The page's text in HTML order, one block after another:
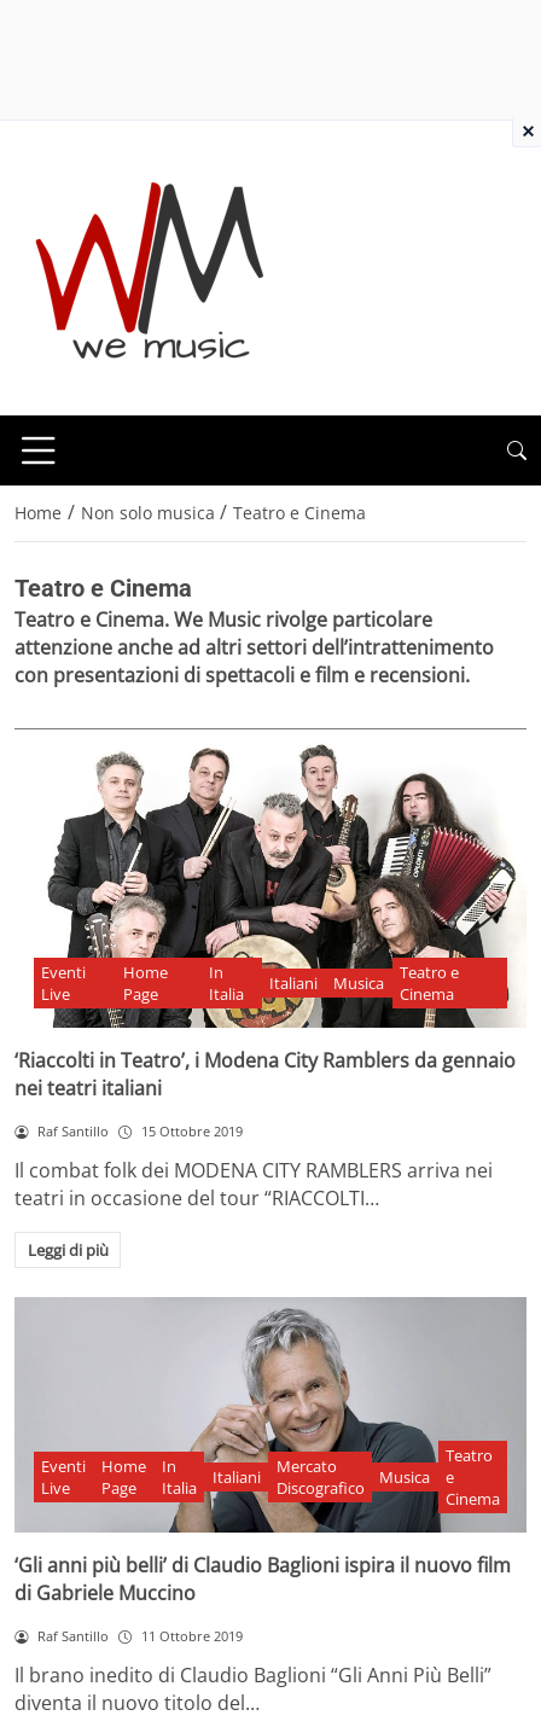
Home / Non solo musica / Teatro e Cinema
Teatro e Cinema
Teatro e Cinema. We Music rivolge particolare
attenzione anche ad altri settori dell’intrattenimento
con presentazioni di spettacoli e film e recensioni.
Eventi
Live
Home
Page
In
Italia
Italiani Musica
Teatro e
Cinema
‘Riaccolti in Teatro’, i Modena City Ramblers da gennaio
nei teatri italiani
Raf Santillo 15 Ottobre 2019
Il combat folk dei MODENA CITY RAMBLERS arriva nei
teatri in occasione del tour “RIACCOLTI…
Leggi di più
Eventi
Live
Home
Page
In
Italia
Italiani
Mercato
Discografico
Musica
Teatro
e
Cinema
‘Gli anni più belli’ di Claudio Baglioni ispira il nuovo film
di Gabriele Muccino
Raf Santillo 11 Ottobre 2019
Il brano inedito di Claudio Baglioni “Gli Anni Più Belli”
diventa il nuovo titolo del…
×